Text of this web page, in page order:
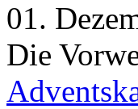
01.
Die